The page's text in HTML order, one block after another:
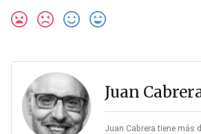
Juan
Juan Cabrera tiene más